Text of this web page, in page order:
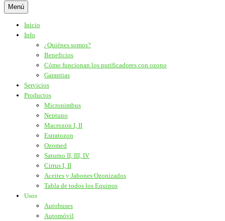
Menú
Inicio
Info
¿Quiénes somos?
Beneficios
Cómo funcionan los purificadores con ozono
Garantias
Servicios
Productos
Micronimbus
Neptuno
Macrozon I, II
Estratozon
Ozomed
Saturno II, III, IV
Cirrus I, II
Aceites y Jabones Ozonizados
Tabla de todos los Equipos
Usos
Autobuses
Automóvil